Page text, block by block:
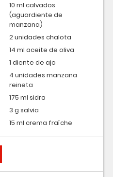
10 ml calvados
(aguardiente de
manzana)
2 unidades chalota
14 ml aceite de oliva
1 diente de ajo
4 unidades manzana
reineta
175 ml sidra
3 g salvia
15 ml crema fraîche